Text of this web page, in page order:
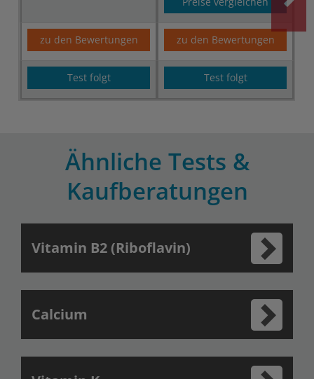
zu den Bewertungen zu den Bewertungen
Test folgt Test folgt
Ähnliche Tests &
Kaufberatungen
Vitamin B2 (Riboflavin)
Calcium